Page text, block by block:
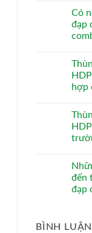
Có
đạp
hợp
đến
đạp
BÌNH LUẬN